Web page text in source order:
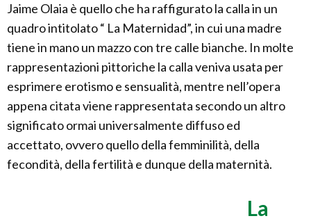
Jaime Olaia è quello che ha raffigurato la calla in un
quadro intitolato “ La Maternidad”, in cui una madre
tiene in mano un mazzo con tre calle bianche. In molte
rappresentazioni pittoriche la calla veniva usata per
esprimere erotismo e sensualità, mentre nell’opera
appena citata viene rappresentata secondo un altro
significato ormai universalmente diffuso ed
accettato, ovvero quello della femminilità, della
fecondità, della fertilità e dunque della maternità.
La